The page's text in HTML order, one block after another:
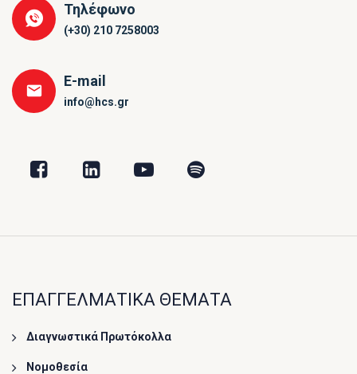
Τηλέφωνο
(+30) 210 7258003
E-mail
info@hcs.gr
ΕΠΑΓΓΕΛΜΑΤΙΚΑ ΘΕΜΑΤΑ
Διαγνωστικά Πρωτόκολλα
Νομοθεσία